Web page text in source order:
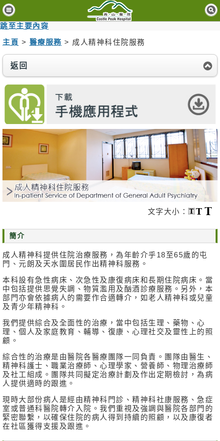
跳至主要內容
主
頁
病
人
與
訪
客
醫
服
務
健
康
資
消
息
及
活
動
關
於
我
們
聯
絡
我
們
免
責
聲
主頁 > 醫療服務 > 成人精神科住院服務
返回
文字大小：
簡介
成人精神科提供住院治療服務，為年齡介乎18至65歲的屯
門、元朗及天水圍居民作出精神科服務。
本科設有急性病床、次急性及康復病床和長期住院病床。當
中包括提供思覺失調、物質濫用及酗酒診療服務。另外，本
部門亦會依據病人的需要作合適轉介，如老人精神科或兒童
及青少年精神科。
我們提供綜合及全面性的治療，當中包括生理、藥物、心
理、個人及家庭教育、輔導、復康、心理社交及靈性上的照
顧。
綜合性的治療是由醫院各醫療團隊一同負責。團隊由醫生、
精神科護士、職業治療師、心理學家、營養師、物理治療師
及社工組成。團隊共同擬定治療計劃及作出定期檢討，為病
人提供適時的跟進。
現時大部份病人是經由精神科門診、精神科社康服務、急症
室或普通科醫院轉介入院。我們重視及強調與醫院各部門的
緊密聯繫，以確保住院的病人得到持續的照顧，以及康復者
在社區獲得支援及跟進。